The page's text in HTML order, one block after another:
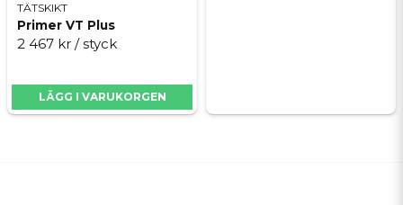
TÄTSKIKT
Primer VT Plus
2 467 kr / styck
LÄGG I VARUKORGEN